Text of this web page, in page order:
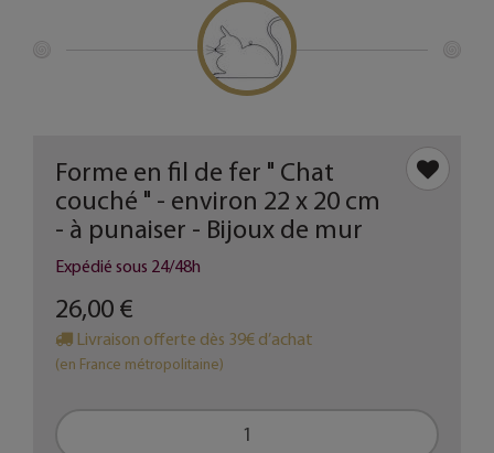
Forme en fil de fer " Chat
couché " - environ 22 x 20 cm
- à punaiser - Bijoux de mur
Expédié sous 24/48h
26,00 €
Livraison offerte dès 39€ d’achat
(en France métropolitaine)